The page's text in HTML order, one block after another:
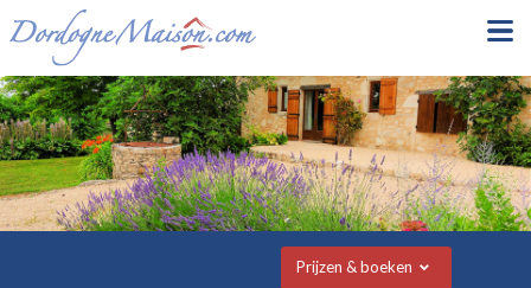
Prijzen & boeken